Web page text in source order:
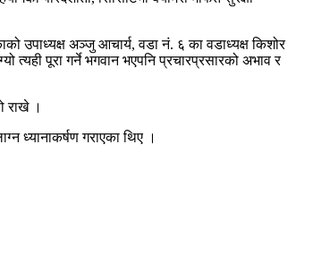
उपाध्यक्ष अञ्जु आचार्य, वडा नं. ६ का वडाध्यक्ष किशोर
त्यही पूरा गर्ने भगवान भएपनि प्रचारप्रसारको अभाव र
राखे ।
ध्यानाकर्षण गराएका थिए ।